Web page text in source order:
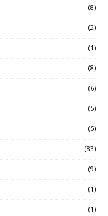
(8)
(2)
(1)
(8)
(6)
(5)
(5)
(83)
(9)
(1)
(1)